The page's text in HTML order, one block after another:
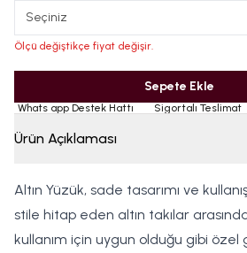
Seçiniz
Ölçü değiştikçe fiyat değişir.
Sepete Ekle
Whats app Destek Hattı Sigortalı Teslimat
Ürün Açıklaması
Altın Yüzük, sade tasarımı ve
stile hitap eden altın takılar
kullanım için uygun olduğu gibi özel